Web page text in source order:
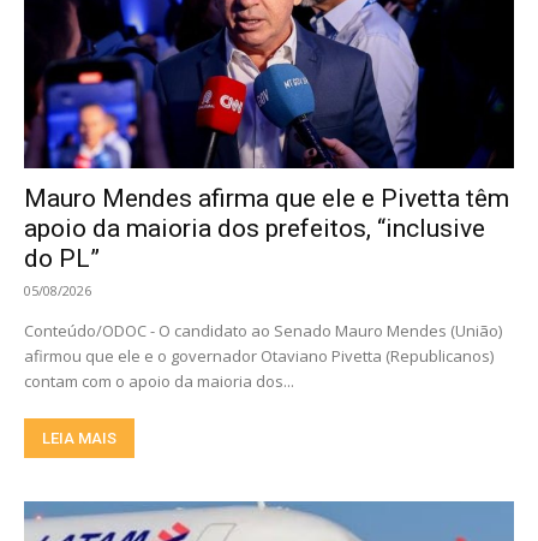
Mauro Mendes afirma que ele e Pivetta têm
apoio da maioria dos prefeitos, “inclusive
do PL”
05/08/2026
Conteúdo/ODOC - O candidato ao Senado Mauro Mendes (União)
afirmou que ele e o governador Otaviano Pivetta (Republicanos)
contam com o apoio da maioria dos...
LEIA MAIS